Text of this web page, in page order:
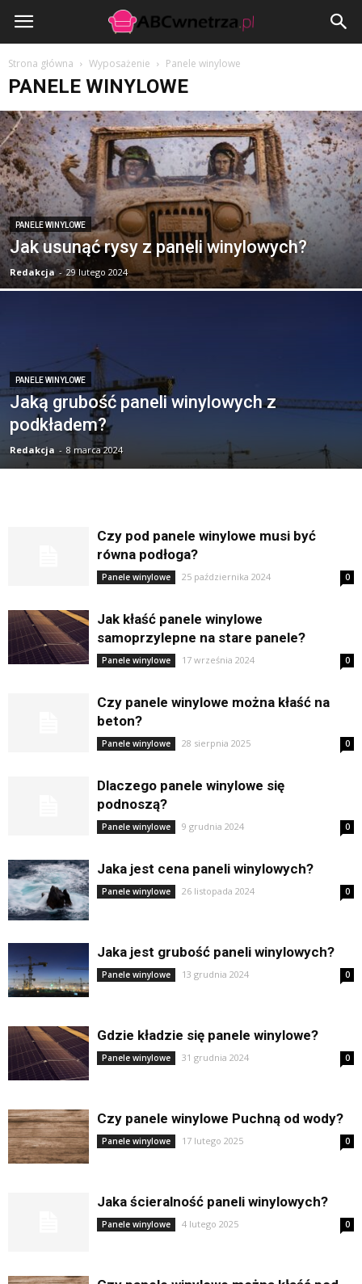
ABCwnetrza.pl
Strona główna Wyposażenie Panele winylowe
PANELE WINYLOWE
PANELE WINYLOWE
Jak usunąć rysy z paneli winylowych?
Redakcja - 29 lutego 2024
PANELE WINYLOWE
Jaką grubość paneli winylowych z
podkładem?
Redakcja - 8 marca 2024
Czy pod panele winylowe musi być
równa podłoga?
Panele winylowe 25 października 2024 0
Jak kłaść panele winylowe
samoprzylepne na stare panele?
Panele winylowe 17 września 2024 0
Czy panele winylowe można kłaść na
beton?
Panele winylowe 28 sierpnia 2025 0
Dlaczego panele winylowe się
podnoszą?
Panele winylowe 9 grudnia 2024 0
Jaka jest cena paneli winylowych?
Panele winylowe 26 listopada 2024 0
Jaka jest grubość paneli winylowych?
Panele winylowe 13 grudnia 2024 0
Gdzie kładzie się panele winylowe?
Panele winylowe 31 grudnia 2024 0
Czy panele winylowe Puchną od wody?
Panele winylowe 17 lutego 2025 0
Jaka ścieralność paneli winylowych?
Panele winylowe 4 lutego 2025 0